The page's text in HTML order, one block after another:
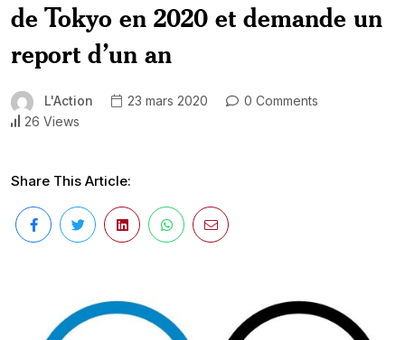
de Tokyo en 2020 et demande un
report d’un an
L'Action 23 mars 2020
0 Comments
26 Views
Share This Article: